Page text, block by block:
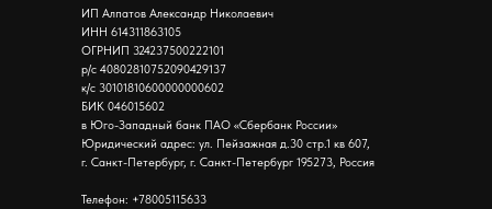
ИП Алпатов Александр Николаевич
ИНН 614311863105
ОГРНИП 324237500222101
р/с 40802810752090429137
к/с 30101810600000000602
БИК 046015602
в Юго-Западный банк ПАО «Сбербанк России»
Юридический адрес: ул. Пейзажная д.30 стр.1 кв 607,
г. Санкт-Петербург, г. Санкт-Петербург 195273, Россия
Телефон: +78005115633